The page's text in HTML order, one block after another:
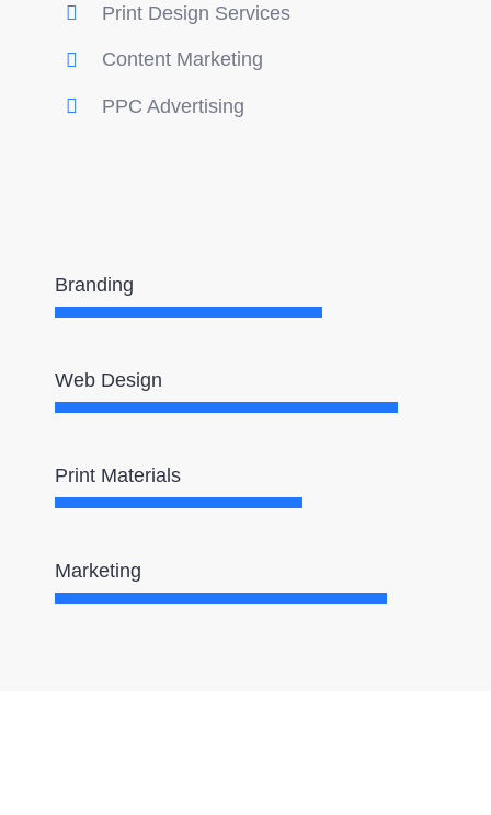
Print Design Services
Content Marketing
PPC Advertising
Branding
Web Design
Print Materials
Marketing